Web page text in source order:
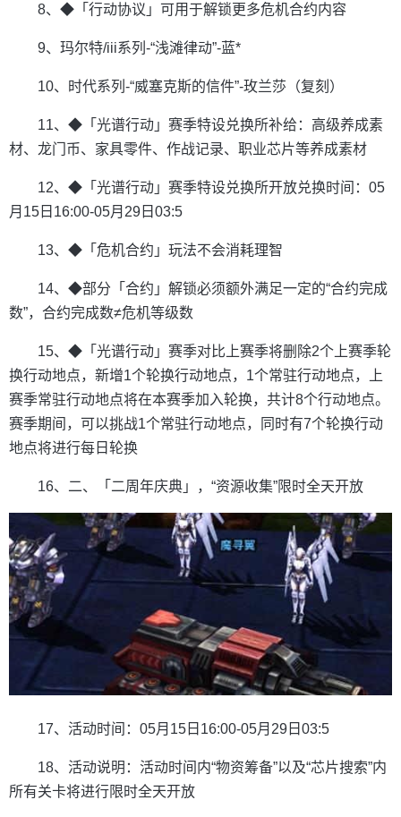
8、◆「行动协议」可用于解锁更多危机合约内容
9、玛尔特/iii系列-“浅滩律动”-蓝*
10、时代系列-“威塞克斯的信件”-玫兰莎（复刻）
11、◆「光谱行动」赛季特设兑换所补给：高级养成素
材、龙门币、家具零件、作战记录、职业芯片等养成素材
12、◆「光谱行动」赛季特设兑换所开放兑换时间：05
月15日16:00-05月29日03:5
13、◆「危机合约」玩法不会消耗理智
14、◆部分「合约」解锁必须额外满足一定的“合约完成
数”，合约完成数≠危机等级数
15、◆「光谱行动」赛季对比上赛季将删除2个上赛季轮
换行动地点，新增1个轮换行动地点，1个常驻行动地点，上
赛季常驻行动地点将在本赛季加入轮换，共计8个行动地点。
赛季期间，可以挑战1个常驻行动地点，同时有7个轮换行动
地点将进行每日轮换
16、二、「二周年庆典」，“资源收集”限时全天开放
17、活动时间：05月15日16:00-05月29日03:5
18、活动说明：活动时间内“物资筹备”以及“芯片搜索”内
所有关卡将进行限时全天开放